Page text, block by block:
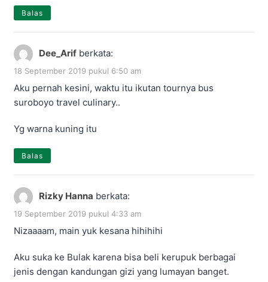
Balas
Dee_Arif berkata:
18 September 2019 pukul 6:50 am
Aku pernah kesini, waktu itu ikutan tournya bus
suroboyo travel culinary..
Yg warna kuning itu
Balas
Rizky Hanna berkata:
19 September 2019 pukul 4:33 am
Nizaaaam, main yuk kesana hihihihi
Aku suka ke Bulak karena bisa beli kerupuk berbagai
jenis dengan kandungan gizi yang lumayan banget.